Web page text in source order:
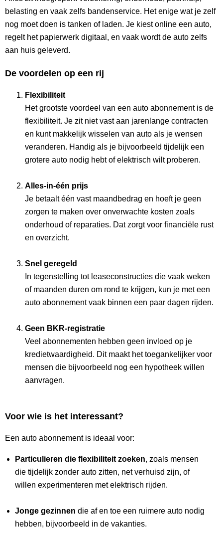
belasting en vaak zelfs bandenservice. Het enige wat je zelf
nog moet doen is tanken of laden. Je kiest online een auto,
regelt het papierwerk digitaal, en vaak wordt de auto zelfs
aan huis geleverd.
De voordelen op een rij
Flexibiliteit
Het grootste voordeel van een auto abonnement is de
flexibiliteit. Je zit niet vast aan jarenlange contracten
en kunt makkelijk wisselen van auto als je wensen
veranderen. Handig als je bijvoorbeeld tijdelijk een
grotere auto nodig hebt of elektrisch wilt proberen.
Alles-in-één prijs
Je betaalt één vast maandbedrag en hoeft je geen
zorgen te maken over onverwachte kosten zoals
onderhoud of reparaties. Dat zorgt voor financiële rust
en overzicht.
Snel geregeld
In tegenstelling tot leaseconstructies die vaak weken
of maanden duren om rond te krijgen, kun je met een
auto abonnement vaak binnen een paar dagen rijden.
Geen BKR-registratie
Veel abonnementen hebben geen invloed op je
kredietwaardigheid. Dit maakt het toegankelijker voor
mensen die bijvoorbeeld nog een hypotheek willen
aanvragen.
Voor wie is het interessant?
Een auto abonnement is ideaal voor:
Particulieren die flexibiliteit zoeken, zoals mensen
die tijdelijk zonder auto zitten, net verhuisd zijn, of
willen experimenteren met elektrisch rijden.
Jonge gezinnen die af en toe een ruimere auto nodig
hebben, bijvoorbeeld in de vakanties.